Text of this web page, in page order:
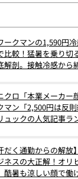
ークマンの1,590円
比較！猛暑を乗り切
解剖。接触冷感から
クロ「本業メーカー
マン「2,500円は反
ュックの人気記事
だく通勤からの解
ネスの大正解！オリ
酷暑も涼しい顔で働